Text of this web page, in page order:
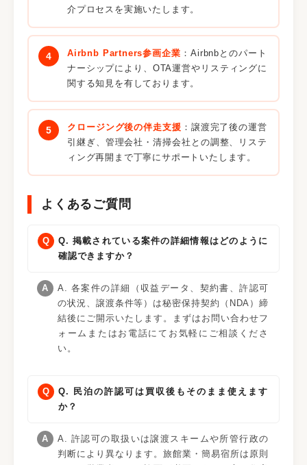
介プロセスを実施いたします。
Airbnb Partners参画企業 ：Airbnbとのパート
ナーシップにより、OTA運営やリスティングに
関する知見を有しております。
クロージング後の伴走支援 ：譲渡完了後の運営
引継ぎ、管理会社・清掃会社との調整、リステ
ィング再開まで丁寧にサポートいたします。
よくあるご質問
Q. 掲載されている案件の詳細情報はどのように
確認できますか？
A. 各案件の詳細（収益データ、契約書、許認可
の状況、譲渡条件等）は秘密保持契約（NDA）締
結後にご開示いたします。まずはお問い合わせフ
ォームまたはお電話にてお気軽にご相談くださ
い。
Q. 民泊の許認可は買収後もそのまま使えます
か？
A. 許認可の取扱いは譲渡スキームや所管行政の
判断により異なります。旅館業・簡易宿所は原則